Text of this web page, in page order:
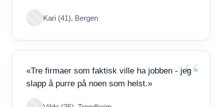
Kari (41), Bergen
«Tre firmaer som faktisk ville ha jobben - jeg
slapp å purre på noen som helst.»